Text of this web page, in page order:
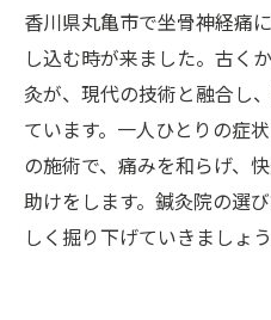
香川県丸亀市で坐骨神経痛
し込む時が来ました。古く
灸が、現代の技術と融合し
ています。一人ひとりの症
の施術で、痛みを和らげ、
助けをします。鍼灸院の選
しく掘り下げていきましょう